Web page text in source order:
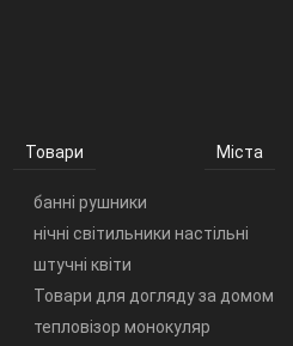
Товари Міста
банні рушники
нічні світильники настільні
штучні квіти
Товари для догляду за домом
тепловізор монокуляр